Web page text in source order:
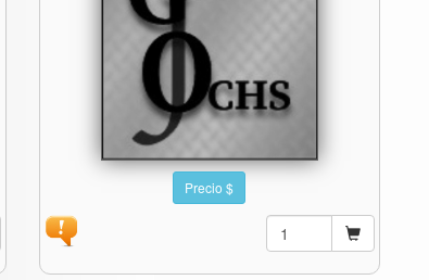
Precio $